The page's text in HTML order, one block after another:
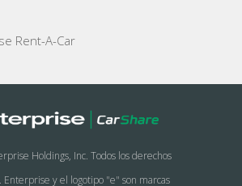
Rent-A-Car
Holdings, Inc. Todos los derechos
Enterprise y el logotipo "e" son marcas